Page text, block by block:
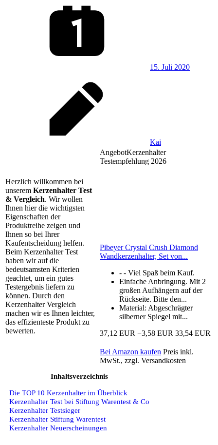
15. Juli 2020
Kai
Herzlich willkommen bei
unserem Kerzenhalter Test
& Vergleich. Wir wollen
Ihnen hier die wichtigsten
Eigenschaften der
Produktreihe zeigen und
Ihnen so bei Ihrer
Kaufentscheidung helfen.
Beim Kerzenhalter Test
haben wir auf die
bedeutsamsten Kriterien
geachtet, um ein gutes
Testergebnis liefern zu
können. Durch den
Kerzenhalter Vergleich
machen wir es Ihnen leichter,
das effizienteste Produkt zu
bewerten.
AngebotKerzenhalter
Testempfehlung 2026
Pibeyer Crystal Crush Diamond
Wandkerzenhalter, Set von...
- - Viel Spaß beim Kauf.
Einfache Anbringung. Mit 2
großen Aufhängern auf der
Rückseite. Bitte den...
Material: Abgeschrägter
silberner Spiegel mit...
37,12 EUR −3,58 EUR 33,54 EUR
Bei Amazon kaufen Preis inkl.
MwSt., zzgl. Versandkosten
Inhaltsverzeichnis
Die TOP 10 Kerzenhalter im Überblick
Kerzenhalter Test bei Stiftung Warentest & Co
Kerzenhalter Testsieger
Kerzenhalter Stiftung Warentest
Kerzenhalter Neuerscheinungen